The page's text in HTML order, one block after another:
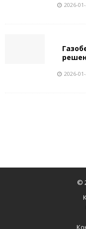
2026-
2026-
©